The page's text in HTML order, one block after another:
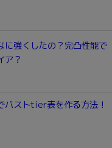
に強くしたの？完凸性能で
ア？
バストtier表を作る方法！